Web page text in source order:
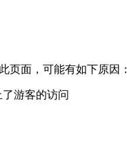
页面，可能有如下原因：
游客的访问